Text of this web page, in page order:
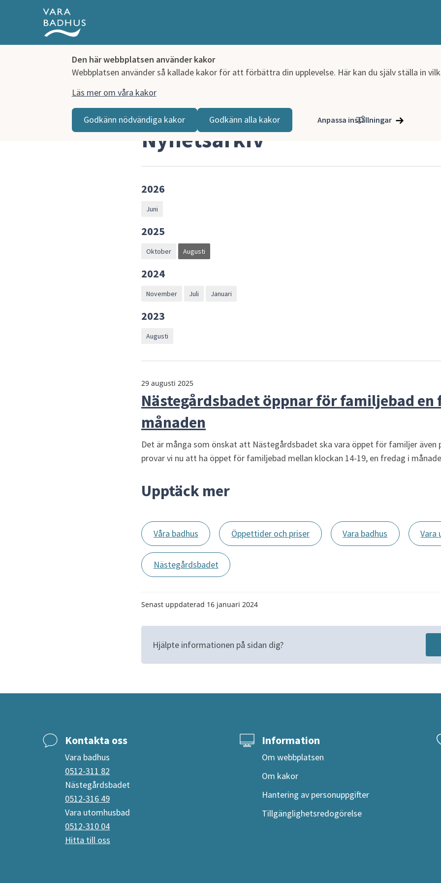
Den här webbplatsen använder kakor
Webbplatsen använder så kallade kakor för att förbättra din upplevelse. Här kan du själv ställa in
Läs mer om våra kakor
Godkänn nödvändiga kakor Godkänn alla kakor Anpassa inställningar
Vara badhus
Nyhetsarkiv
2026
Juni
2025
Oktober Augusti
2024
November Juli Januari
2023
Augusti
29 augusti 2025
Nästegårdsbadet öppnar för familjebad en
månaden
Det är många som önskat att Nästegårdsbadet ska vara öppet för familjer även
provar vi nu att ha öppet för familjebad mellan klockan 14-19, en fredag i
Upptäck mer
Våra badhus Öppettider och priser Vara badhus Vara
Nästegårdsbadet
Senast uppdaterad 16 januari 2024
Hjälpte informationen på sidan dig?
Kontakta oss
Vara badhus
0512-311 82
Nästegårdsbadet
0512-316 49
Vara utomhusbad
0512-310 04
Hitta till oss
Information
Om webbplatsen
Om kakor
Hantering av personuppgifter
Tillgänglighetsredogörelse